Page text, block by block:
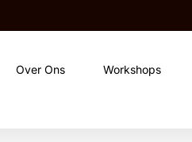
Over Ons Workshops